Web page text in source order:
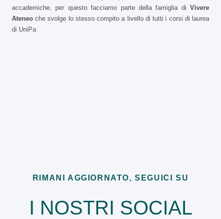
accademiche, per questo facciamo parte della famiglia di Vivere
Ateneo che svolge lo stesso compito a livello di tutti i corsi di laurea
di UniPa
RIMANI AGGIORNATO, SEGUICI SU
I NOSTRI SOCIAL